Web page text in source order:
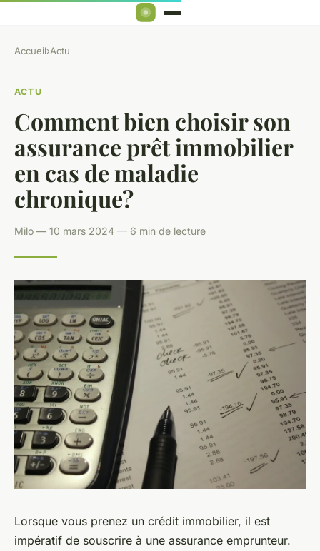
Accueil›Actu
ACTU
Comment bien choisir son
assurance prêt immobilier
en cas de maladie
chronique?
Milo — 10 mars 2024 — 6 min de lecture
Lorsque vous prenez un crédit immobilier, il est
impératif de souscrire à une assurance emprunteur.